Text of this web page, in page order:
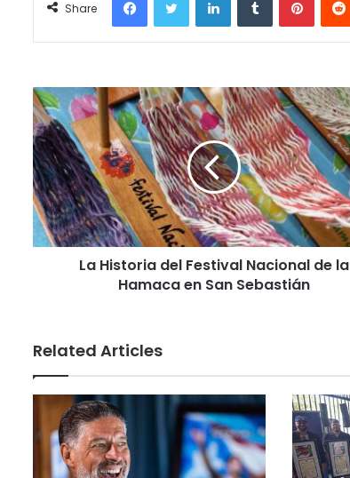
Share
La Historia del Festival Nacional de la
Hamaca en San Sebastián
Related Articles